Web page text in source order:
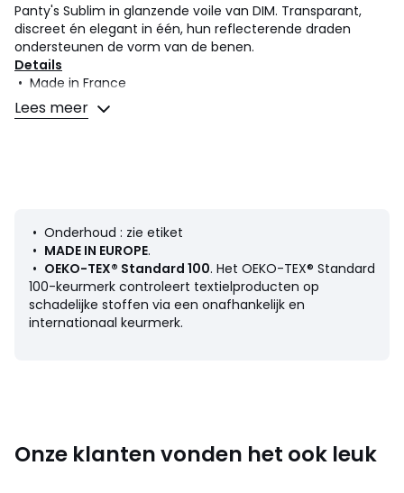
Panty's Sublim in glanzende voile van DIM. Transparant,
discreet én elegant in één, hun reflecterende draden
ondersteunen de vorm van de benen.
Details
• Made in France
Samenstelling en onderhoud
kenmerken
• Herkomst van de productie (weving, verving): Frankrijk
• Confectie: Roemenië
• Bij het wassen komen er microplastics in het milieu
terecht.
Lees meer
• Onderhoud : zie etiket
• MADE IN EUROPE.
• OEKO-TEX® Standard 100. Het OEKO-TEX® Standard
100-keurmerk controleert textielproducten op
schadelijke stoffen via een onafhankelijk en
internationaal keurmerk.
Onze klanten vonden het ook leuk